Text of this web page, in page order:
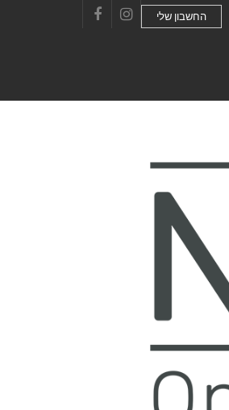
Instagram
החשבון שלי